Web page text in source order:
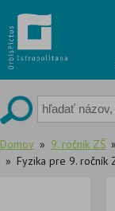
to
content
Domov 9. ročník ZŠ
Fyzika pre 9. ročník